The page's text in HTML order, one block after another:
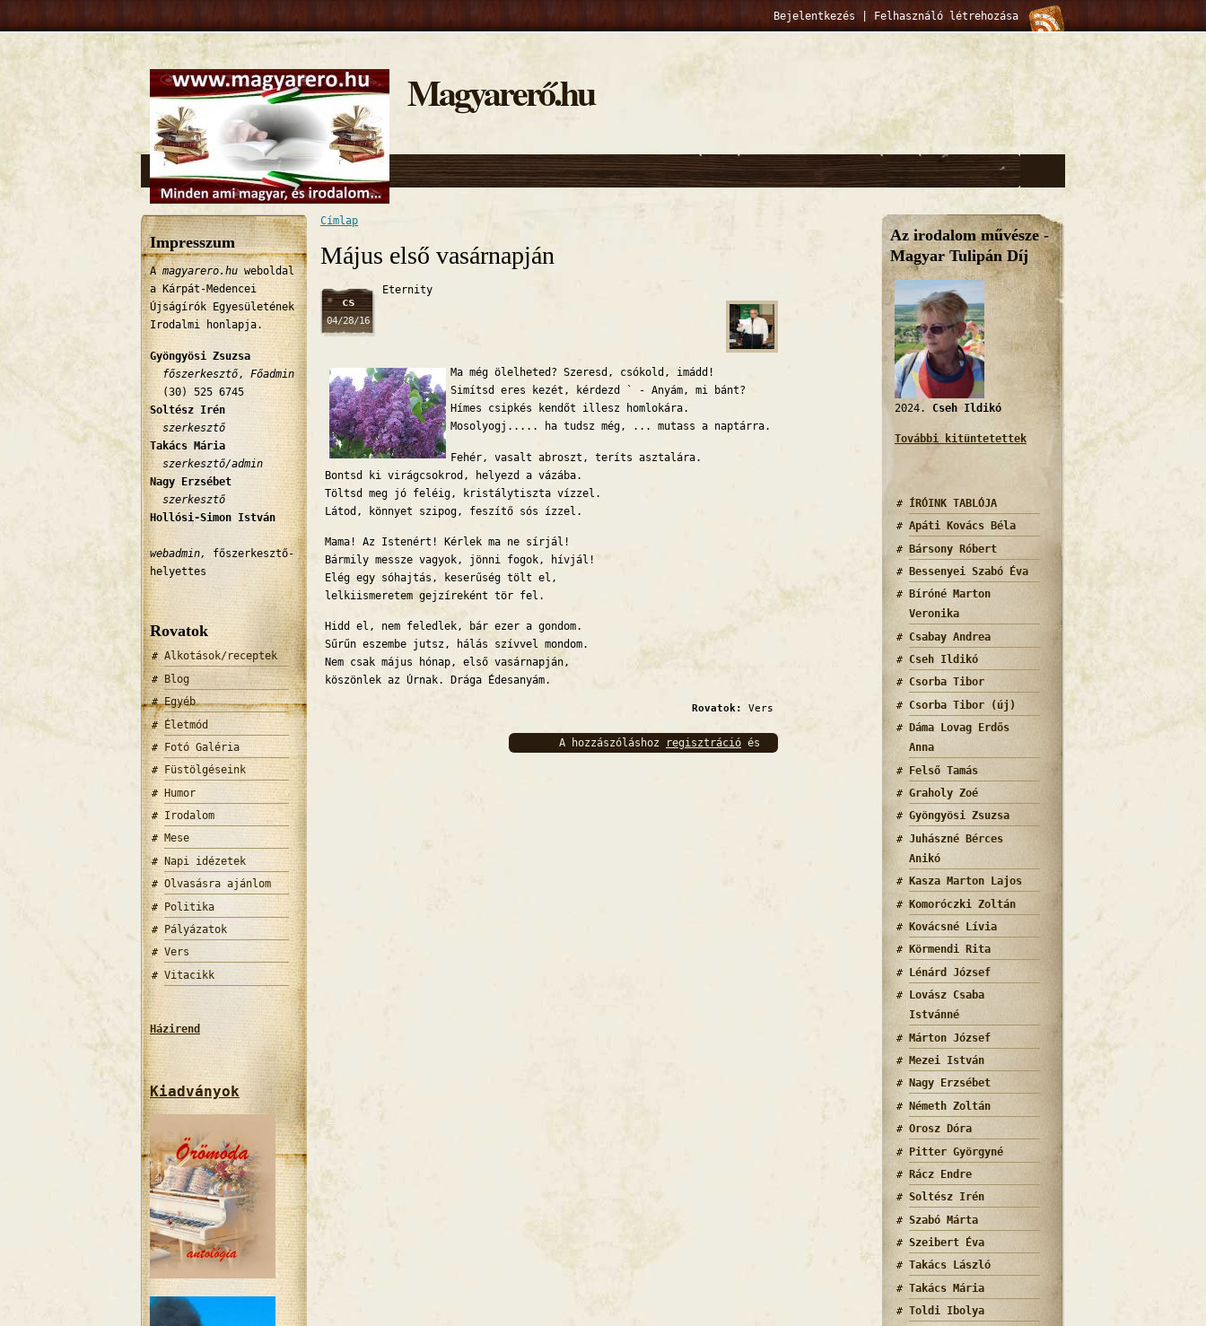
Bejelentkezés Felhasználó létrehozása
Magyarerő.hu
Impresszum
A magyarero.hu weboldal
a Kárpát-Medencei
Újságírók Egyesületének
Irodalmi honlapja.
Gyöngyösi Zsuzsa
főszerkesztő ,
Főadmin
(30) 525 6745
Soltész Irén
szerkesztő
Takács Mária
szerkesztő/admin
Nagy Erzsébet
szerkesztő
Hollósi-Simon István
webadmin,
főszerkesztő-
helyettes
Rovatok
Alkotások/receptek
Blog
Egyéb
Életmód
Fotó Galéria
Füstölgéseink
Humor
Irodalom
Mese
Napi idézetek
Olvasásra ajánlom
Politika
Pályázatok
Vers
Vitacikk
Házirend
Kiadványok
Jelenlegi hely
Címlap
Május első vasárnapján
cs
04/28/16
Eternity
Ma még ölelheted? Szeresd, csókold, imádd!
Simítsd eres kezét, kérdezd ` - Anyám, mi bánt?
Hímes csipkés kendőt illesz homlokára.
Mosolyogj..... ha tudsz még, ... mutass a naptárra.
Fehér, vasalt abroszt, teríts asztalára.
Bontsd ki virágcsokrod, helyezd a vázába.
Töltsd meg jó feléig, kristálytiszta vízzel.
Látod, könnyet szipog, feszítő sós ízzel.
Mama! Az Istenért! Kérlek ma ne sírjál!
Bármily messze vagyok, jönni fogok, hívjál!
Elég egy sóhajtás, keserűség tölt el,
lelkiismeretem gejzíreként tör fel.
Hidd el, nem feledlek, bár ezer a gondom.
Sűrűn eszembe jutsz, hálás szívvel mondom.
Nem csak május hónap, első vasárnapján,
köszönlek az Úrnak. Drága Édesanyám.
Rovatok: Vers
A hozzászóláshoz regisztráció és
Az irodalom művésze -
Magyar Tulipán Díj
2024. Cseh Ildikó
További kitüntetettek
ÍRÓINK TABLÓJA
Apáti Kovács Béla
Bársony Róbert
Bessenyei Szabó Éva
Bíróné Marton
Veronika
Csabay Andrea
Cseh Ildikó
Csorba Tibor
Csorba Tibor (új)
Dáma Lovag Erdős
Anna
Felső Tamás
Graholy Zoé
Gyöngyösi Zsuzsa
Juhászné Bérces
Anikó
Kasza Marton Lajos
Komoróczki Zoltán
Kovácsné Lívia
Körmendi Rita
Lénárd József
Lovász Csaba
Istvánné
Márton József
Mezei István
Nagy Erzsébet
Németh Zoltán
Orosz Dóra
Pitter Györgyné
Rácz Endre
Soltész Irén
Szabó Márta
Szeibert Éva
Takács László
Takács Mária
Toldi Ibolya